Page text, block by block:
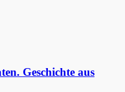
Geschichte aus